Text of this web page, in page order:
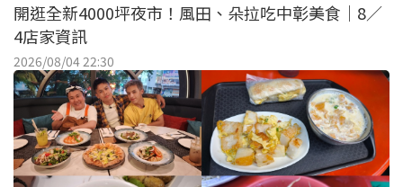
開逛全新4000坪夜市！風田、朵拉吃中彰美食｜8／
4店家資訊
2026/08/04 22:30